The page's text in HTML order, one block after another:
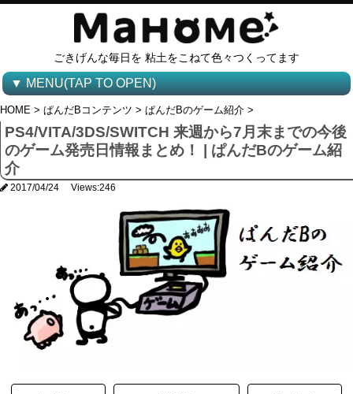
ごきげんな毎日を 粘土をこねて色々つくってます
▼ MENU(TAP TO OPEN)
HOME > ぱんだBコンテンツ > ぱんだBのゲーム紹介 >
PS4/VITA/3DS/SWITCH 来週から7月末までの今後
のゲーム発売日情報まとめ！ | ぱんだBのゲーム紹
介
2017/04/24 Views:246